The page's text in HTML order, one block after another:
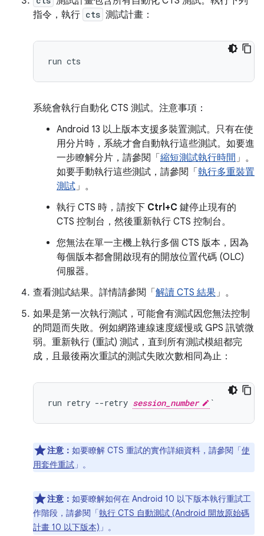
指令，執行 cts 測試計畫：
系統會執行自動化 CTS 測試。注意事項：
Android 13 以上版本支援多裝置測試。只有在使
用分片時，系統才會自動執行這些測試。如要進
一步瞭解分片，請參閱「 縮短測試執行時間 」。
如要手動執行這些測試，請參閱「 執行多重裝置
測試」。
執行 CTS 時，請按下 Ctrl+C 鍵停止現有的
CTS 控制台，然後重新執行 CTS 控制台。
您無法在單一主機上執行多個 CTS 版本，因為
每個版本都會開啟現有的開放位置代碼 (OLC)
伺服器。
查看測試結果。詳情請參閱「 解讀 CTS 結果」。
如果是第一次執行測試，可能會有測試因您無法控制
的問題而失敗。例如網路連線速度緩慢或 GPS 訊號微
弱。重新執行 (重試) 測試，直到所有測試模組都完
成，且最後兩次重試的測試失敗次數相同為止：
run retry --retry session_number
注意： 如要瞭解 CTS 重試的實作詳細資料，請參閱「使
用套件重試 」。
注意： 如要瞭解如何在 Android 10 以下版本執行重試工
作階段，請參閱「執行 CTS 自動測試 (Android 開放原始碼
計畫 10 以下版本) 」。